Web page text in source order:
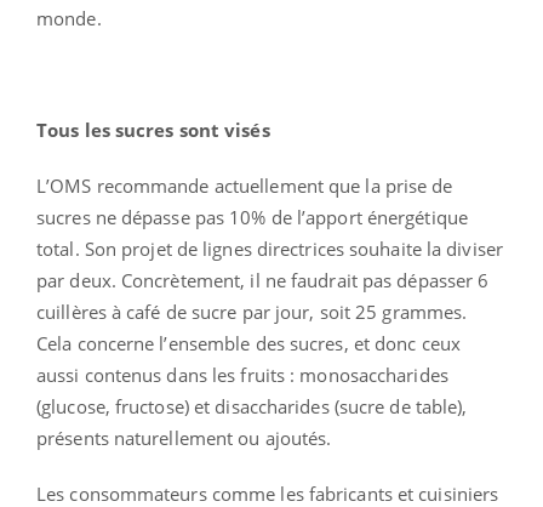
monde.
Tous les sucres sont visés
L’OMS recommande actuellement que la prise de
sucres ne dépasse pas 10% de l’apport énergétique
total. Son projet de lignes directrices souhaite la diviser
par deux. Concrètement, il ne faudrait pas dépasser 6
cuillères à café de sucre par jour, soit 25 grammes.
Cela concerne l’ensemble des sucres, et donc ceux
aussi contenus dans les fruits : monosaccharides
(glucose, fructose) et disaccharides (sucre de table),
présents naturellement ou ajoutés.
Les consommateurs comme les fabricants et cuisiniers